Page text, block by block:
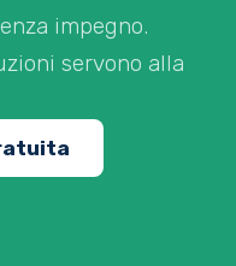
impegno.
servono alla